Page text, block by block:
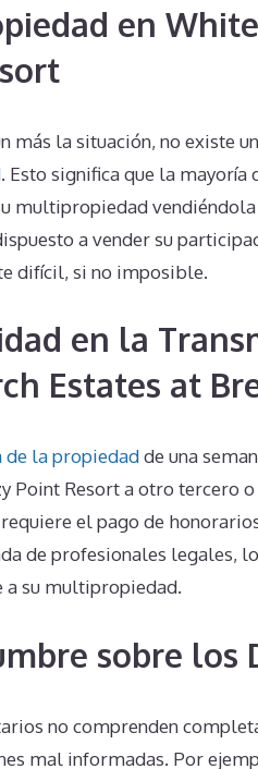
en
más la situación, no existe
. Esto significa que la
multipropiedad
a vender su
difícil, si no imposible.
en la
Estates at
de la propiedadde una
Point Resort a otro tercero
el pago de
de profesionales legales,
a su multipropiedad.
sobre los
no comprenden
mal informadas. Por